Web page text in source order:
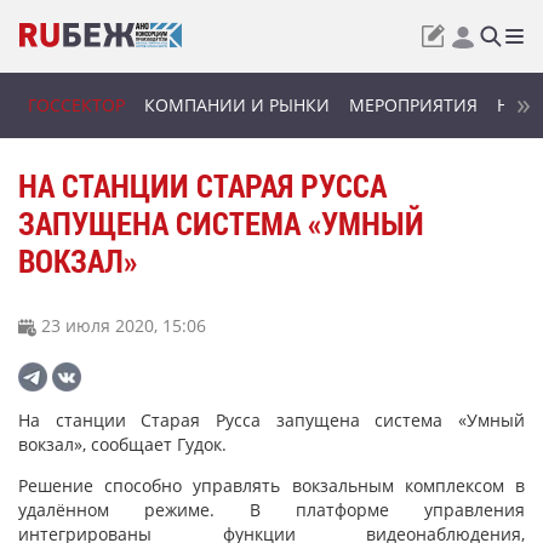
ГОССЕКТОР КОМПАНИИ И РЫНКИ МЕРОПРИЯТИЯ
НА СТАНЦИИ СТАРАЯ РУССА
ЗАПУЩЕНА СИСТЕМА «УМНЫЙ
ВОКЗАЛ»
23 июля 2020, 15:06
На станции Старая Русса запущена система «Умный
вокзал», сообщает Гудок.
Решение способно управлять вокзальным комплексом в
удалённом режиме. В платформе управления
интегрированы функции видеонаблюдения,